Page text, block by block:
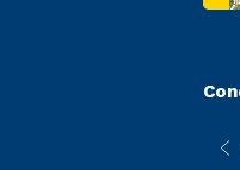
sofrer *A